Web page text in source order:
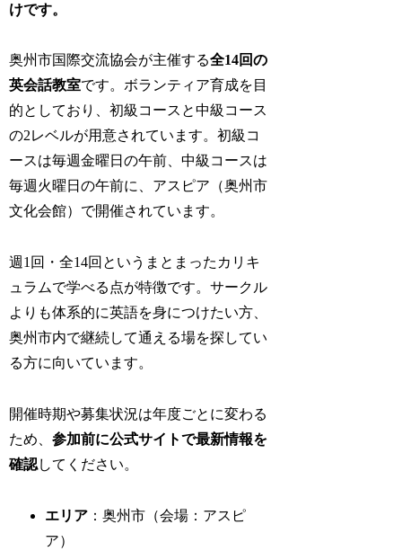
けです。
奥州市国際交流協会が主催する全14回の
英会話教室です。ボランティア育成を目
的としており、初級コースと中級コース
の2レベルが用意されています。初級コ
ースは毎週金曜日の午前、中級コースは
毎週火曜日の午前に、アスピア（奥州市
文化会館）で開催されています。
週1回・全14回というまとまったカリキ
ュラムで学べる点が特徴です。サークル
よりも体系的に英語を身につけたい方、
奥州市内で継続して通える場を探してい
る方に向いています。
開催時期や募集状況は年度ごとに変わる
ため、参加前に公式サイトで最新情報を
確認してください。
エリア ：奥州市（会場：アスピ
ア）